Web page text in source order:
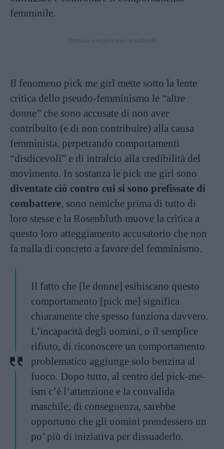
femminile.
Il fenomeno pick me girl mette sotto la lente
critica dello pseudo-femminismo le “altre
donne” che sono accusate di non aver
contribuito (e di non contribuire) alla causa
femminista, perpetrando comportamenti
“disdicevoli” e di intralcio alla credibilità del
movimento. In sostanza le pick me girl sono
diventate ciò contro cui si sono prefissate di
combattere, sono nemiche prima di tutto di
loro stesse e la Rosenbluth muove la critica a
questo loro atteggiamento accusatorio che non
fa nulla di concreto a favore del femminismo.
Il fatto che [le donne] esibiscano questo
comportamento [pick me] significa
chiaramente che spesso funziona davvero.
L’incapacità degli uomini, o il semplice
rifiuto, di riconoscere un comportamento
problematico aggiunge solo benzina al
fuoco. Dopo tutto, al centro del pick-me-
ism c’è l’attenzione e la convalida
maschile; di conseguenza, sarebbe
opportuno che gli uomini prendessero un
po’ più di iniziativa per dissuaderlo.